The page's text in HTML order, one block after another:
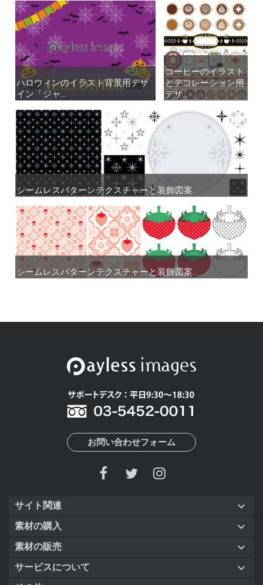
ハロウィンのイラスト背景用デザ
イン「ジャ...
ハロウィンのイラスト背景用デザ
イン「ジャ...
コーヒーのイラスト
とデコレーション用
デザ...
コーヒーのイラスト
とデコレーション用
デザ...
シームレスパターンテクスチャーと装飾図案...
シームレスパターンテクスチャーと装飾図案...
シームレスパターンテクスチャーと装飾図案...
シームレスパターンテクスチャーと装飾図案...
お問い合わせフォーム
サイト関連
素材の購入
素材の販売
サービスについて